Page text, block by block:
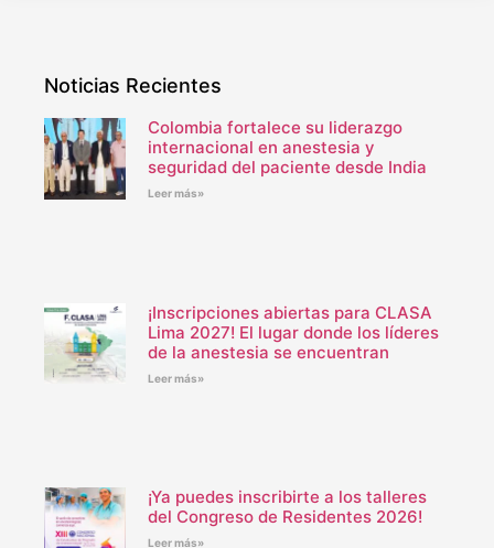
Noticias Recientes
Colombia fortalece su liderazgo
internacional en anestesia y
seguridad del paciente desde India
Leer más»
¡Inscripciones abiertas para CLASA
Lima 2027! El lugar donde los líderes
de la anestesia se encuentran
Leer más»
¡Ya puedes inscribirte a los talleres
del Congreso de Residentes 2026!
Leer más»